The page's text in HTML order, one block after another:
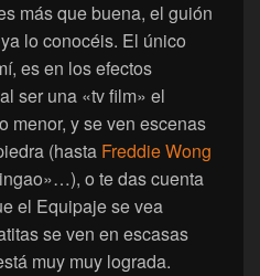
más que buena, el guión
lo conocéis. El único
es en los efectos
ser una «tv film» el
menor, y se ven escenas
(hasta Freddie Wong
o te das cuenta
el Equipaje se vea
se ven en escasas
muy muy lograda.